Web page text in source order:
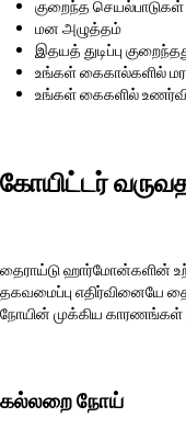
குறைந்த
மன அழுத்தம்
இதயத் துடிப்பு
உங்கள் கைகால்களில்
உங்கள் கைகளில்
கோயிட்டர்
தைராய்டு ஹார்மோன்களின்
தகவமைப்பு எதிர்வினையே
நோயின் முக்கிய
கல்லறை நோய்